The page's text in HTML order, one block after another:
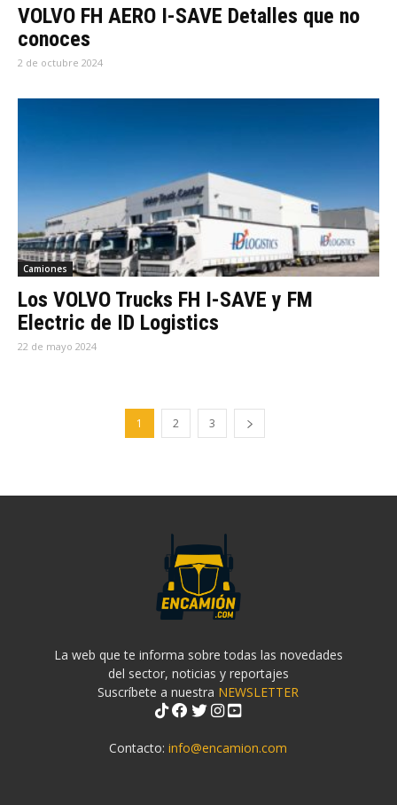
VOLVO FH AERO I-SAVE Detalles que no
conoces
2 de octubre 2024
Camiones
Los VOLVO Trucks FH I-SAVE y FM
Electric de ID Logistics
22 de mayo 2024
1 2 3
La web que te informa sobre todas las novedades
del sector, noticias y reportajes
Suscríbete a nuestra NEWSLETTER
Contacto:info@encamion.com